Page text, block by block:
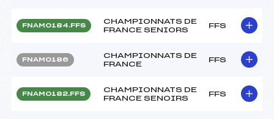
FNAM0184.FFS
CHAMPIONNATS DE
FRANCE SENIORS
FFS
FNAM0186
CHAMPIONNATS DE
FRANCE
FFS
FNAM0182.FFS
CHAMPIONNATS DE
FRANCE SENOIRS
FFS